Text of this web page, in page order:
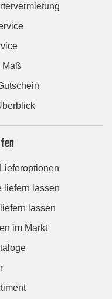
Maß
liefern lassen
lassen
im Markt